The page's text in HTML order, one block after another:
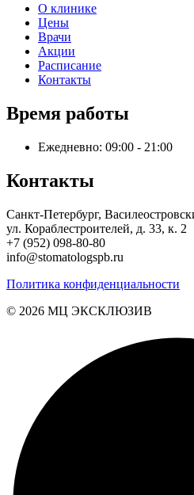
О клинике
Цены
Врачи
Акции
Расписание
Контакты
Время работы
Ежедневно: 09:00 - 21:00
Контакты
Санкт-Петербург,
ул. Кораблестроителей, д. 33, к. 2
+7 (952) 098-80-80
info@stomatologspb.ru
Политика конфиденциальности
© 2026 MЦ ЭКСКЛЮЗИВ